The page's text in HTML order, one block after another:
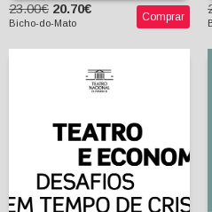
23.00€ 20.70€
Bicho-do-Mato Comprar
Teatro e Economia:
Francesca Rayner
(coord.)
Maria João Brilhante
(coord.)